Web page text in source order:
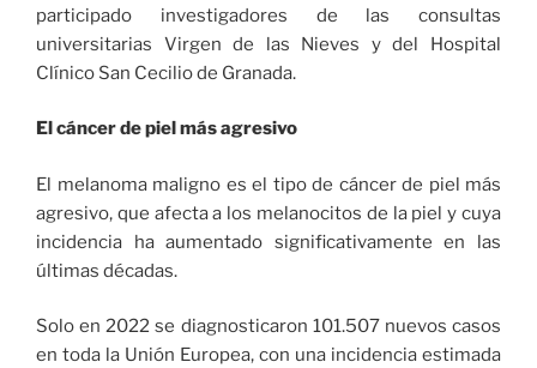
participado investigadores de las consultas
universitarias Virgen de las Nieves y del Hospital
Clínico San Cecilio de Granada.
El cáncer de piel más agresivo
El melanoma maligno es el tipo de cáncer de piel más
agresivo, que afecta a los melanocitos de la piel y cuya
incidencia ha aumentado significativamente en las
últimas décadas.
Solo en 2022 se diagnosticaron 101.507 nuevos casos
en toda la Unión Europea, con una incidencia estimada